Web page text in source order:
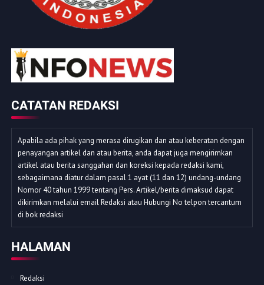
CATATAN REDAKSI
Apabila ada pihak yang merasa dirugikan dan atau keberatan dengan
penayangan artikel dan atau berita, anda dapat juga mengirimkan
artikel atau berita sanggahan dan koreksi kepada redaksi kami,
sebagaimana diatur dalam pasal 1 ayat (11 dan 12) undang-undang
Nomor 40 tahun 1999 tentang Pers. Artikel/berita dimaksud dapat
dikirimkan melalui email Redaksi atau Hubungi No telpon tercantum
di bok redaksi
HALAMAN
Redaksi